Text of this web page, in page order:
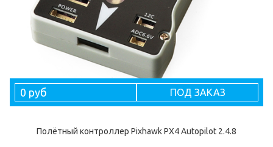
0 руб ПОД ЗАКАЗ
Полётный контроллер Pixhawk PX4 Autopilot 2.4.8